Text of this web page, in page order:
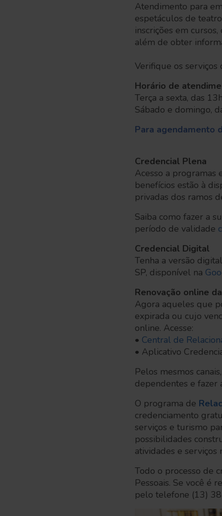
Atendimento para
espetáculos de
inscrições em
além de obter
Verifique os serviços
Horário de
Terça a sexta, das
Sábado e domingo,
Para agendamento
Credencial Plena
Acesso a programas
benefícios estão à
privadas dos ramos
Saiba como fazer a
período de validade
Credencial Digital
Tenha a versão
SP, disponível na
Renovação online
Agora aqueles que
expirada ou cujo
online. Acesse:
• Central de
• Aplicativo
Pelos mesmos
dependentes e fazer
O programa de
credenciamento
serviços e turismo
possibilidades
atividades e serviços
Todo o processo de
Pessoais. Se você é
pelo telefone (13)